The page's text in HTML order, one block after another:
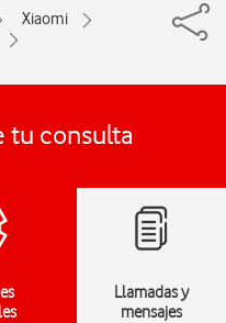
Xiaomi
tu consulta
Llamadas y
mensajes